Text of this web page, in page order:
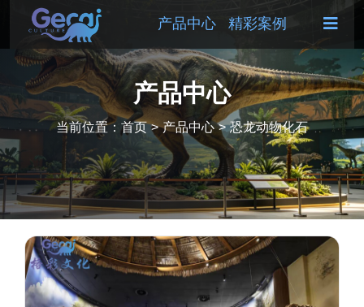
产品中心 精彩案例
产品中心
当前位置： 首页 > 产品中心 > 恐龙动物化石